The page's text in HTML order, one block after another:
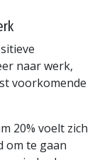
naar werk,
voorkomende
20% voelt zich
om te gaan